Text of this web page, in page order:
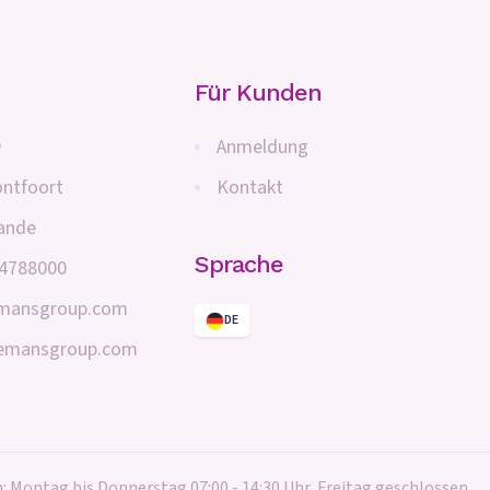
Für Kunden
Anmeldung
Kontakt
Sprache
DE